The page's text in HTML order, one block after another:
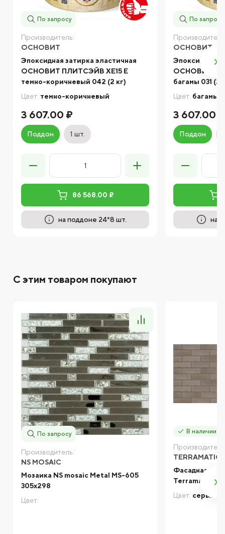
По запросу
Производитель:
ОСНОВИТ
Эпоксидная затирка эластичная
ОСНОВИТ ПЛИТСЭЙВ XE15 Е
темно-коричневый 042 (2 кг)
Цвет: темно-коричневый
3 607.00 ₽
Поддон 1 шт.
86 568.00 ₽
на поддоне 24*8 шт.
По запросу
ОСНОВИТ
Эпоксидная
ОСНОВИТ
багамы 031 (2
Цвет: багамы
3 607.00 ₽
Поддон
на
С этим товаром покупают
По запросу
Производитель:
NS MOSAIC
Мозаика NS mosaic Metal MS-605
305x298
Цвет:
В наличии
TERRAMATIC
Фасадная
Terramatic
Цвет: серый